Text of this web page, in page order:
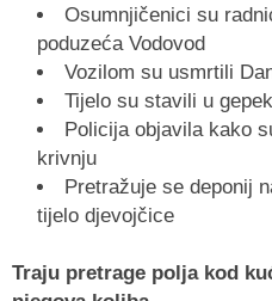
Osumnjičenici su
poduzeća Vodovod
Vozilom su usmrtili
Tijelo su stavili u
Policija objavila kako
krivnju
Pretražuje se deponij
tijelo djevojčice
Traju pretrage polja kod